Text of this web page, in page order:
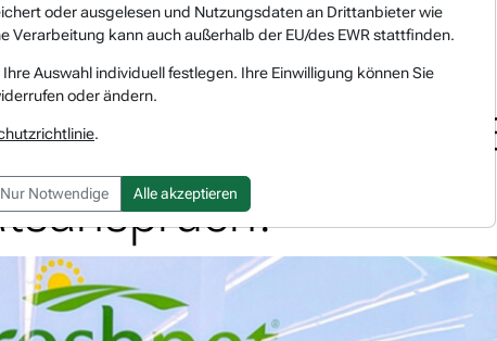
und
oder ausgelesen und Nutzungsdaten an Drittanbieter wie
Verarbeitung kann auch außerhalb der EU/des EWR stattfinden.
Auswahl individuell festlegen. Ihre Einwilligung können Sie
oder ändern.
.
Nur Notwendige Alle akzeptieren